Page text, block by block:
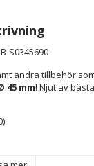
S0345690
andra tillbehör
45 mm! Njut av